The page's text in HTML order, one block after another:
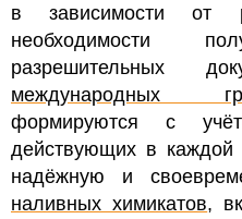
в зависимости от
необходимости
разрешительных
международных
формируются с
действующих в каждой
надёжную и
наливных химикатов,